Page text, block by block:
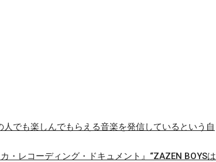
でも楽しんでもらえる音楽を発信しているという自
・レコーディング・ドキュメント』“ZAZEN BOYSは